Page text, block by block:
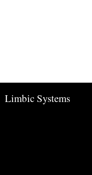
Limbic Systems